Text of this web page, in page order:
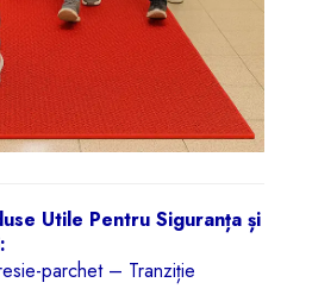
Utile Pentru Siguranța și
parchet – Tranziție